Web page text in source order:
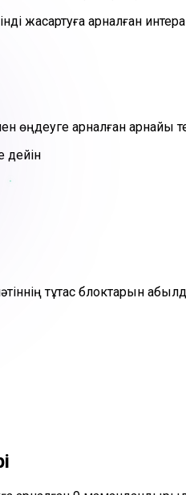
жақсартуға арналған
өңдеуге арналған
дейін
тұтас блоктарын